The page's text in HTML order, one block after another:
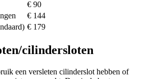
€ 90
€ 144
€ 179
cilindersloten
een versleten cilinderslot hebben of